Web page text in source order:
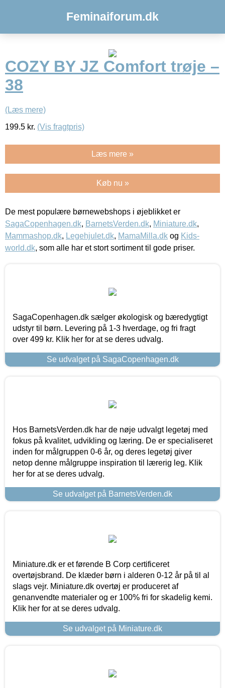
Feminaiforum.dk
COZY BY JZ Comfort trøje –
38
(Læs mere)
199.5 kr. (Vis fragtpris)
Læs mere »
Køb nu »
De mest populære børnewebshops i øjeblikket er
SagaCopenhagen.dk, BarnetsVerden.dk, Miniature.dk,
Mammashop.dk, Legehjulet.dk, MamaMilla.dk og Kids-
world.dk, som alle har et stort sortiment til gode priser.
SagaCopenhagen.dk sælger økologisk og bæredygtigt
udstyr til børn. Levering på 1-3 hverdage, og fri fragt
over 499 kr. Klik her for at se deres udvalg.
Se udvalget på SagaCopenhagen.dk
Hos BarnetsVerden.dk har de nøje udvalgt legetøj med
fokus på kvalitet, udvikling og læring. De er specialiseret
inden for målgruppen 0-6 år, og deres legetøj giver
netop denne målgruppe inspiration til lærerig leg. Klik
her for at se deres udvalg.
Se udvalget på BarnetsVerden.dk
Miniature.dk er et førende B Corp certificeret
overtøjsbrand. De klæder børn i alderen 0-12 år på til al
slags vejr. Miniature.dk overtøj er produceret af
genanvendte materialer og er 100% fri for skadelig kemi.
Klik her for at se deres udvalg.
Se udvalget på Miniature.dk